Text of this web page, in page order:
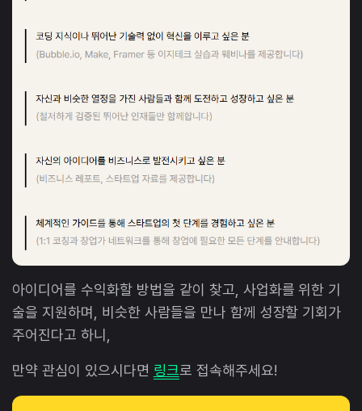
아이디어를 수익화할 방법을 같이 찾고, 사업화를 위한 기
술을 지원하며, 비슷한 사람들을 만나 함께 성장할 기회가
주어진다고 하니,
만약 관심이 있으시다면 링크로 접속해주세요!